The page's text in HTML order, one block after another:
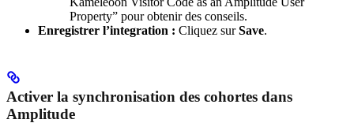
Property” pour obtenir des conseils.
Enregistrer l’integration : Cliquez surSave.
Activer la synchronisation des cohortes dans
Amplitude